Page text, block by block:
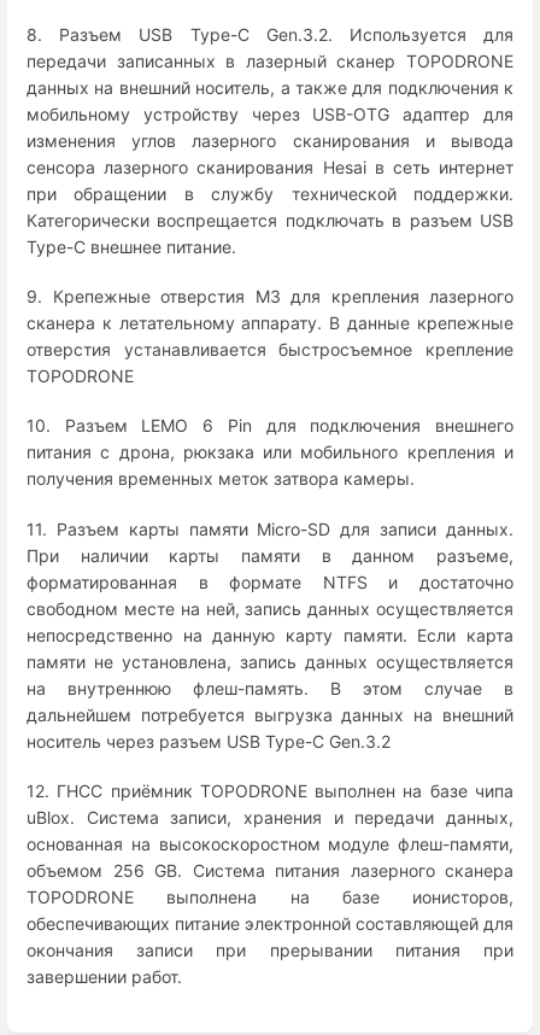
8. Разъем USB Type-C Gen.3.2. Используется для
передачи записанных в лазерный сканер TOPODRONE
данных на внешний носитель, а также для подключения к
мобильному устройству через USB-OTG адаптер для
изменения углов лазерного сканирования и вывода
сенсора лазерного сканирования Hesai в сеть интернет
при обращении в службу технической поддержки.
Категорически воспрещается подключать в разъем USB
Type-C внешнее питание.
9. Крепежные отверстия М3 для крепления лазерного
сканера к летательному аппарату. В данные крепежные
отверстия устанавливается быстросъемное крепление
TOPODRONE
10. Разъем LEMO 6 Pin для подключения внешнего
питания с дрона, рюкзака или мобильного крепления и
получения временных меток затвора камеры.
11. Разъем карты памяти Micro-SD для записи данных.
При наличии карты памяти в данном разъеме,
форматированная в формате NTFS и достаточно
свободном месте на ней, запись данных осуществляется
непосредственно на данную карту памяти. Если карта
памяти не установлена, запись данных осуществляется
на внутреннюю флеш-память. В этом случае в
дальнейшем потребуется выгрузка данных на внешний
носитель через разъем USB Type-C Gen.3.2
12. ГНСС приёмник TOPODRONE выполнен на базе чипа
uBlox. Система записи, хранения и передачи данных,
основанная на высокоскоростном модуле флеш-памяти,
объемом 256 GB. Система питания лазерного сканера
TOPODRONE выполнена на базе ионисторов,
обеспечивающих питание электронной составляющей для
окончания записи при прерывании питания при
завершении работ.